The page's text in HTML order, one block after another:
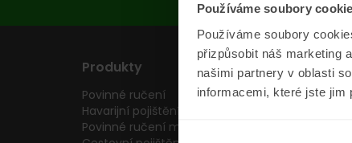
Používáme soubory
Používáme soubory
přizpůsobit náš marketing
našimi partnery v oblasti
informacemi, které jste
Produkty
Povinné ručení
Havarijní pojištění
Povinné ručení motocyklu
Pojišťovny
Pojišťovny